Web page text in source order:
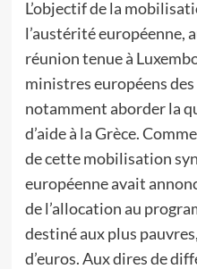
L’objectif de la
l’austérité européenne,
réunion tenue à
ministres européens
notamment aborder la
d’aide à la Grèce.
de cette mobilisation
européenne avait
de l’allocation au
destiné aux plus
d’euros. Aux dires de